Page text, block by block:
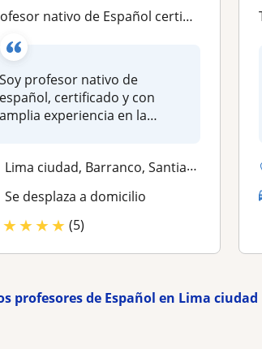
nativo de Español certificado. Clases particulares de Español
Soy profesor nativo de
español, certificado y con
amplia experiencia en la
Lima ciudad, Barranco, Santiago De Surco, Surquillo, Lince, San Borja,...
Se desplaza a domicilio
★★★★ (5)
profesores de Español en Lima ciudad